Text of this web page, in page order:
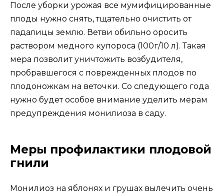
После уборки урожая все мумифицированные
плоды нужно снять, тщательно очистить от
падалицы землю. Ветви обильно оросить
раствором медного купороса (100г/10 л). Такая
мера позволит уничтожить возбудителя,
пробравшегося с поврежденных плодов по
плодоножкам на веточки. Со следующего года
нужно будет особое внимание уделить мерам
предупреждения монилиоза в саду.
Меры профилактики плодовой
гнили
Монилиоз на яблонях и грушах вылечить очень